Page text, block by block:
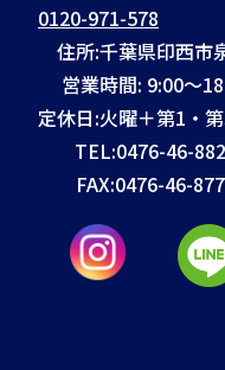
0120-971-578
住所:千葉県印西市
営業時間: 9:00～
定休日:火曜＋第1・
TEL:0476-46-
FAX:0476-46-